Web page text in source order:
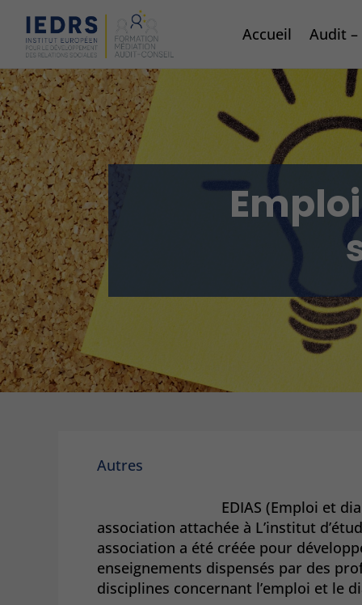
Accueil Audit –
Autres
EDIAS (Emploi et
association attachée à L’institut
association a été créée pour
enseignements dispensés par des
disciplines concernant l’emploi et le